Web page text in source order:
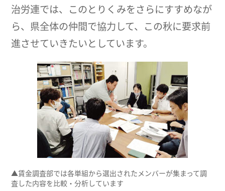
治労連では、このとりくみをさらにすすめなが
ら、県全体の仲間で協力して、この秋に要求前
進させていきたいとしています。
▲賃金調査部では各単組から選出されたメンバーが集まって調
査した内容を比較・分析しています